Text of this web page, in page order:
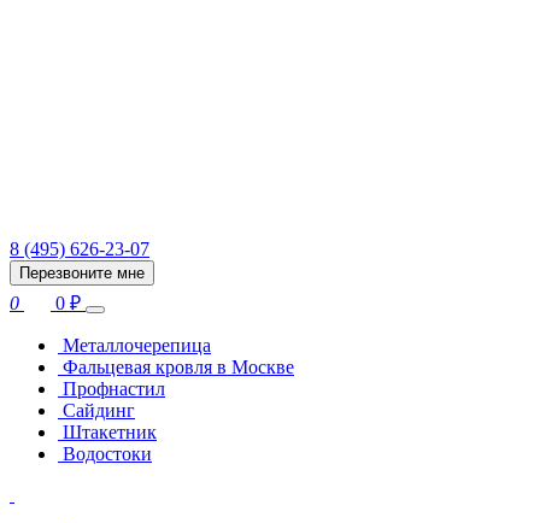
8 (495) 626-23-07
Перезвоните мне
0 0 ₽
Металлочерепица
Фальцевая кровля в Москве
Профнастил
Сайдинг
Штакетник
Водостоки